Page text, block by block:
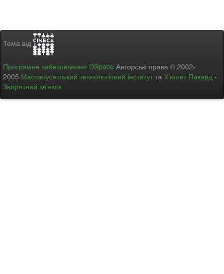
Тема від
Програмне забезпечення DSpace Авторські права © 2002-
2005 Массачусетський технологічний інститут та Х’юлет Пакард -
Зворотний зв’язок